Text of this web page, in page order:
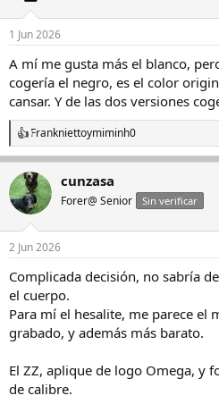
1 Jun 2026
A mí me gusta más el blanco,
cogería el negro, es el color
cansar. Y de las dos versiones
R
e
c
c
i
e
:
Frankniettoymiminh0
cunzasa
Forer@ Senior Sin verificar
2 Jun 2026
Complicada decisión, no sabría
el cuerpo.
Para mí el hesalite, me parece el
grabado, y además más barato.
El ZZ, aplique de logo Omega, y
de calibre.